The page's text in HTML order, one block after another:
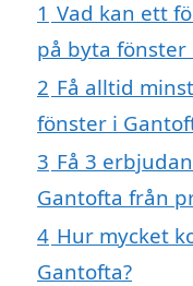
1 Vad kan ett
på byta
2 Få alltid
fönster i
3 Få 3
Gantofta från
4 Hur mycket
Gantofta?